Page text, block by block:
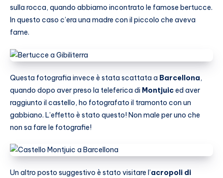
sulla rocca, quando abbiamo incontrato le famose bertucce.
In questo caso c’era una madre con il piccolo che aveva
fame.
Questa fotografia invece è stata scattata a Barcellona,
quando dopo aver preso la teleferica di Montjuiced aver
raggiunto il castello, ho fotografato il tramonto con un
gabbiano. L’effetto è stato questo! Non male per uno che
non sa fare le fotografie!
Un altro posto suggestivo è stato visitare l’acropoli di